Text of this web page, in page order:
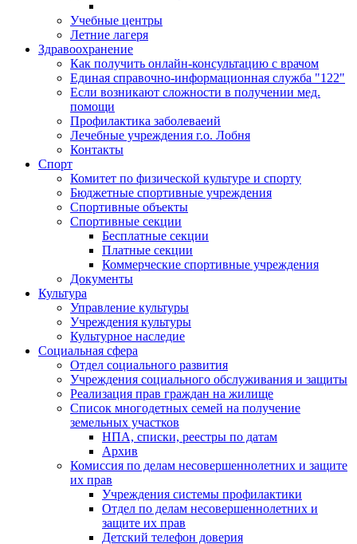
Учебные центры
Летние лагеря
Здравоохранение
Как получить онлайн-консультацию с врачом
Единая справочно-информационная служба "122"
Если возникают сложности в получении мед.
помощи
Профилактика заболеваеий
Лечебные учреждения г.о. Лобня
Контакты
Спорт
Комитет по физической культуре и спорту
Бюджетные спортивные учреждения
Спортивные объекты
Спортивные секции
Бесплатные секции
Платные секции
Коммерческие спортивные учреждения
Документы
Культура
Управление культуры
Учреждения культуры
Культурное наследие
Социальная сфера
Отдел социального развития
Учреждения социального обслуживания и защиты
Реализация прав граждан на жилище
Список многодетных семей на получение
земельных участков
НПА, списки, реестры по датам
Архив
Комиссия по делам несовершеннолетних и защите
их прав
Учреждения системы профилактики
Отдел по делам несовершеннолетних и
защите их прав
Детский телефон доверия